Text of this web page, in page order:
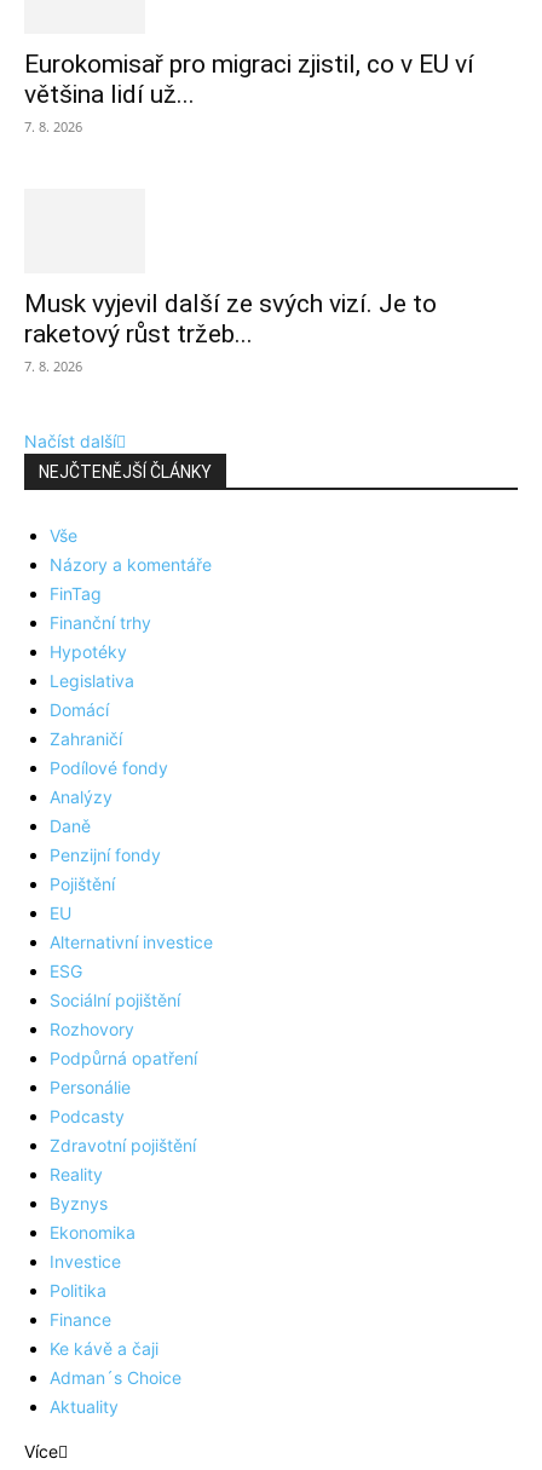
Eurokomisař pro migraci zjistil, co v EU ví
většina lidí už...
7. 8. 2026
Musk vyjevil další ze svých vizí. Je to
raketový růst tržeb...
7. 8. 2026
Načíst další
NEJČTENĚJŠÍ ČLÁNKY
Vše
Názory a komentáře
FinTag
Finanční trhy
Hypotéky
Legislativa
Domácí
Zahraničí
Podílové fondy
Analýzy
Daně
Penzijní fondy
Pojištění
EU
Alternativní investice
ESG
Sociální pojištění
Rozhovory
Podpůrná opatření
Personálie
Podcasty
Zdravotní pojištění
Reality
Byznys
Ekonomika
Investice
Politika
Finance
Ke kávě a čaji
Adman´s Choice
Aktuality
Více